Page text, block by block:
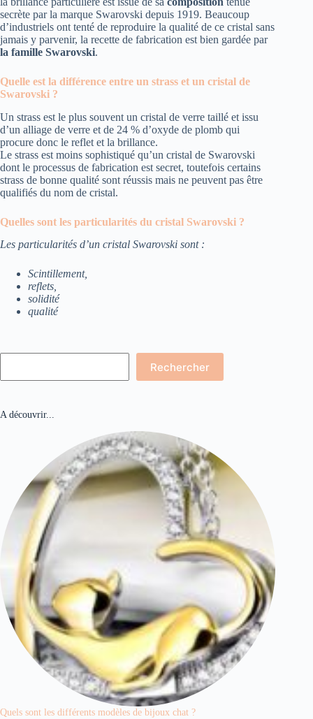
secrète par la marque Swarovski depuis 1919. Beaucoup
d’industriels ont tenté de reproduire la qualité de ce cristal sans
jamais y parvenir, la recette de fabrication est bien gardée par
la famille Swarovski.
Quelle est la différence entre un strass et un cristal de
Swarovski ?
Un strass est le plus souvent un cristal de verre taillé et issu
d’un alliage de verre et de 24 % d’oxyde de plomb qui
procure donc le reflet et la brillance.
Le strass est moins sophistiqué qu’un cristal de Swarovski
dont le processus de fabrication est secret, toutefois certains
strass de bonne qualité sont réussis mais ne peuvent pas être
qualifiés du nom de cristal.
Quelles sont les particularités du cristal Swarovski ?
Les particularités d’un cristal Swarovski sont :
Scintillement,
reflets,
solidité
qualité
Rechercher
A découvrir...
Quels sont les différents modèles de bijoux chat ?